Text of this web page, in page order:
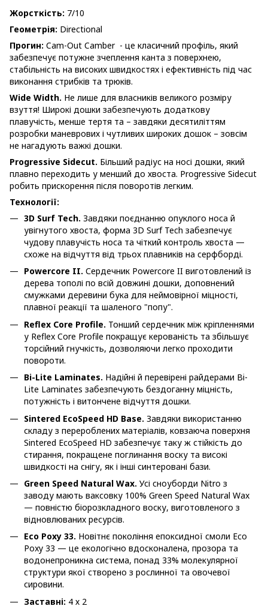
Жорсткість: 7/10
Геометрія: Directional
Прогин: Cam-Out Camber - це класичний профіль, який
забезпечує потужне зчеплення канта з поверхнею,
стабільність на високих швидкостях і ефективність під час
виконання стрибків та трюків.
Wide Width. Не лише для власників великого розміру
взуття! Широкі дошки забезпечують додаткову
плавучість, менше тертя та – завдяки десятиліттям
розробки маневрових і чутливих широких дошок – зовсім
не нагадують важкі дошки.
Progressive Sidecut. Більший радіус на носі дошки, який
плавно переходить у менший до хвоста. Progressive Sidecut
робить прискорення після поворотів легким.
Технології:
3D Surf Tech. Завдяки поєднанню опуклого носа й
увігнутого хвоста, форма 3D Surf Tech забезпечує
чудову плавучість носа та чіткий контроль хвоста —
схоже на відчуття від трьох плавників на серфборді.
Powercore II. Сердечник Powercore II виготовлений із
дерева тополі по всій довжині дошки, доповнений
смужками деревини бука для неймовірної міцності,
плавної реакції та шаленого "попу".
Reflex Core Profile. Тонший сердечник між кріпленнями
у Reflex Core Profile покращує керованість та збільшує
торсійний гнучкість, дозволяючи легко проходити
повороти.
Bi-Lite Laminates. Надійні й перевірені райдерами Bi-
Lite Laminates забезпечують бездоганну міцність,
потужність і витончене відчуття дошки.
Sintered EcoSpeed HD Base. Завдяки використанню
складу з перероблених матеріалів, ковзаюча поверхня
Sintered EcoSpeed HD забезпечує таку ж стійкість до
стирання, покращене поглинання воску та високі
швидкості на снігу, як і інші синтеровані бази.
Green Speed Natural Wax. Усі сноуборди Nitro з
заводу мають ваксовку 100% Green Speed Natural Wax
— повністю біорозкладного воску, виготовленого з
відновлюваних ресурсів.
Eco Poxy 33. Новітнє покоління епоксидної смоли Eco
Poxy 33 — це екологічно вдосконалена, прозора та
водонепроникна система, понад 33% молекулярної
структури якої створено з рослинної та овочевої
сировини.
Заставні: 4 х 2